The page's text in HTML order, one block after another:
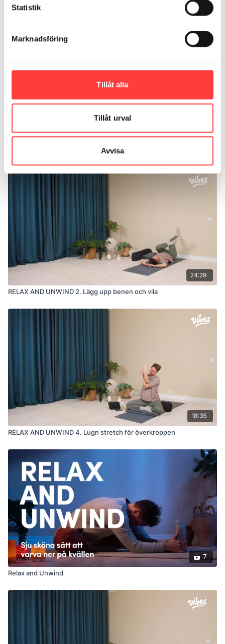
Statistik
Marknadsföring
Tillåt alla
Tillåt urval
Avvisa
gå o lägga mig. 🙏🏼
september 08, 2025
24:28
RELAX AND UNWIND 2. Lägg upp benen och vila
18:35
RELAX AND UNWIND 4. Lugn stretch för överkroppen
7
Relax and Unwind